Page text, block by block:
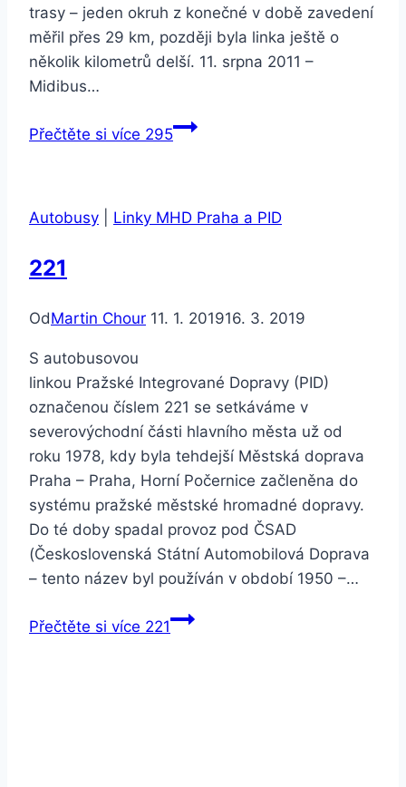
trasy – jeden okruh z konečné v době zavedení
měřil přes 29 km, později byla linka ještě o
několik kilometrů delší. 11. srpna 2011 –
Midibus…
Přečtěte si více 295
Autobusy Linky MHD Praha a PID
221
OdMartin Chour 11. 1. 201916. 3. 2019
S autobusovou
linkou Pražské Integrované Dopravy (PID)
označenou číslem 221 se setkáváme v
severovýchodní části hlavního města už od
roku 1978, kdy byla tehdejší Městská doprava
Praha – Praha, Horní Počernice začleněna do
systému pražské městské hromadné dopravy.
Do té doby spadal provoz pod ČSAD
(Československá Státní Automobilová Doprava
– tento název byl používán v období 1950 –…
Přečtěte si více 221